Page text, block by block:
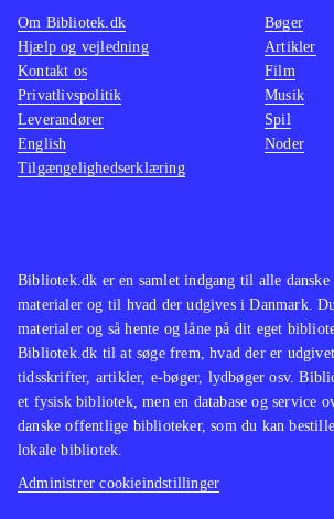
Bibliotek.dk er en samlet indgang til alle
materialer og til hvad der udgives i Danmark.
materialer og så hente og låne på dit eget
Bibliotek.dk til at søge frem, hvad der er
tidsskrifter, artikler, e-bøger, lydbøger osv.
et fysisk bibliotek, men en database og service
danske offentlige biblioteker, som du kan
lokale bibliotek.
Administrer cookieindstillinger
Om Bibliotek.dk
Hjælp og vejledning
Kontakt os
Privatlivspolitik
Leverandører
English
Tilgængelighedserklæring
Bøger
Artikler
Film
Musik
Spil
Noder